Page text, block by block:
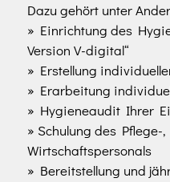
Dazu gehört unter
» Einrichtung des
Version V-digital“
» Erstellung
» Erarbeitung
» Hygieneaudit Ihrer
» Schulung des Pflege-
Wirtschaftspersonals
» Bereitstellung und